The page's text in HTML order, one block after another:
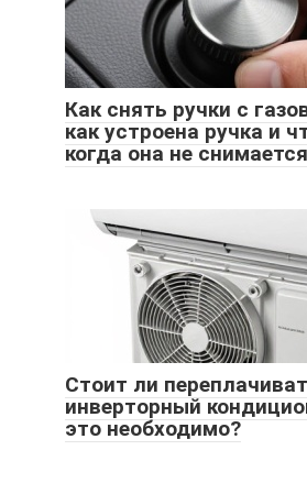
Как снять ручки с
как устроена ручка и
когда она не снимается
Стоит ли
инверторный
это необходимо?